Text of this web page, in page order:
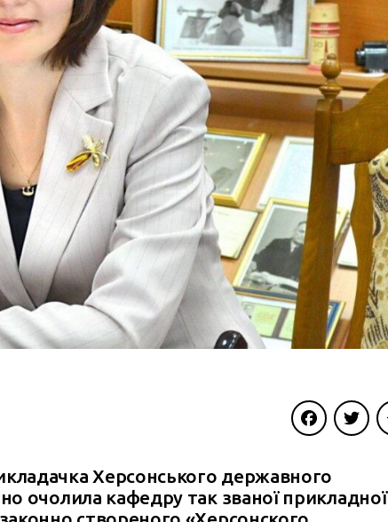
Херсонського державного
очолила кафедру так званої прикладної